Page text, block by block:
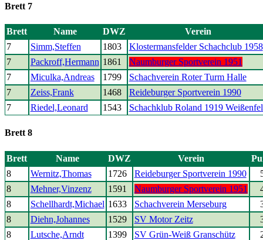
Brett 7
Brett Name DWZ
Verein
7
Simm,Steffen 1803
Klostermansfelder Schachclub 1958
7
Packroff,Hermann 1861
Naumburger Sportverein 1951
7
Miculka,Andreas 1799
Schachverein Roter Turm Halle
7
Zeiss,Frank 1468
Reideburger Sportverein 1990
7
Riedel,Leonard 1543 Schachklub Roland 1919
Brett 8
Brett Name DWZ Verein
8
Wernitz,Thomas 1726 Reideburger Sportverein 1990
8
Mehner,Vinzenz 1591 Naumburger Sportverein 1951
8
Schellhardt,Michael 1633 Schachverein Merseburg
8
Diehn,Johannes 1529 SV Motor Zeitz
8
Lutsche,Arndt 1399 SV Grün-Weiß Granschütz